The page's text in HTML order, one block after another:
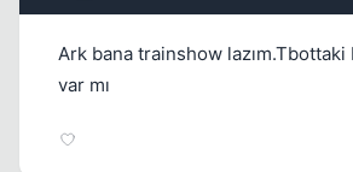
Ark bana trainshow
var mı